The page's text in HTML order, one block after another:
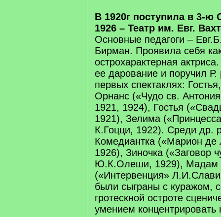
В 1920г поступила в 3-
1926 – Театр им. Евг.
Основные педагоги –
Бирман. Проявила себя
острохарактерная
ее дарование и поручил Р.
первых спектаклях:
Орнанс («Чудо св.
1921, 1924), Гостья
1921), Зелима
К.Гоцци, 1922). Среди др.
Комедиантка («Марион де
1926), Зиночка («Заговор
Ю.К.Олеши, 1929), Мадам
(«Интервенция»
были сыграны с куражом,
гротескной остроте
умением концентрировать